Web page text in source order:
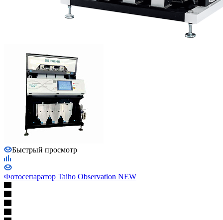
Быстрый просмотр
Фотосепаратор Taiho Observation NEW